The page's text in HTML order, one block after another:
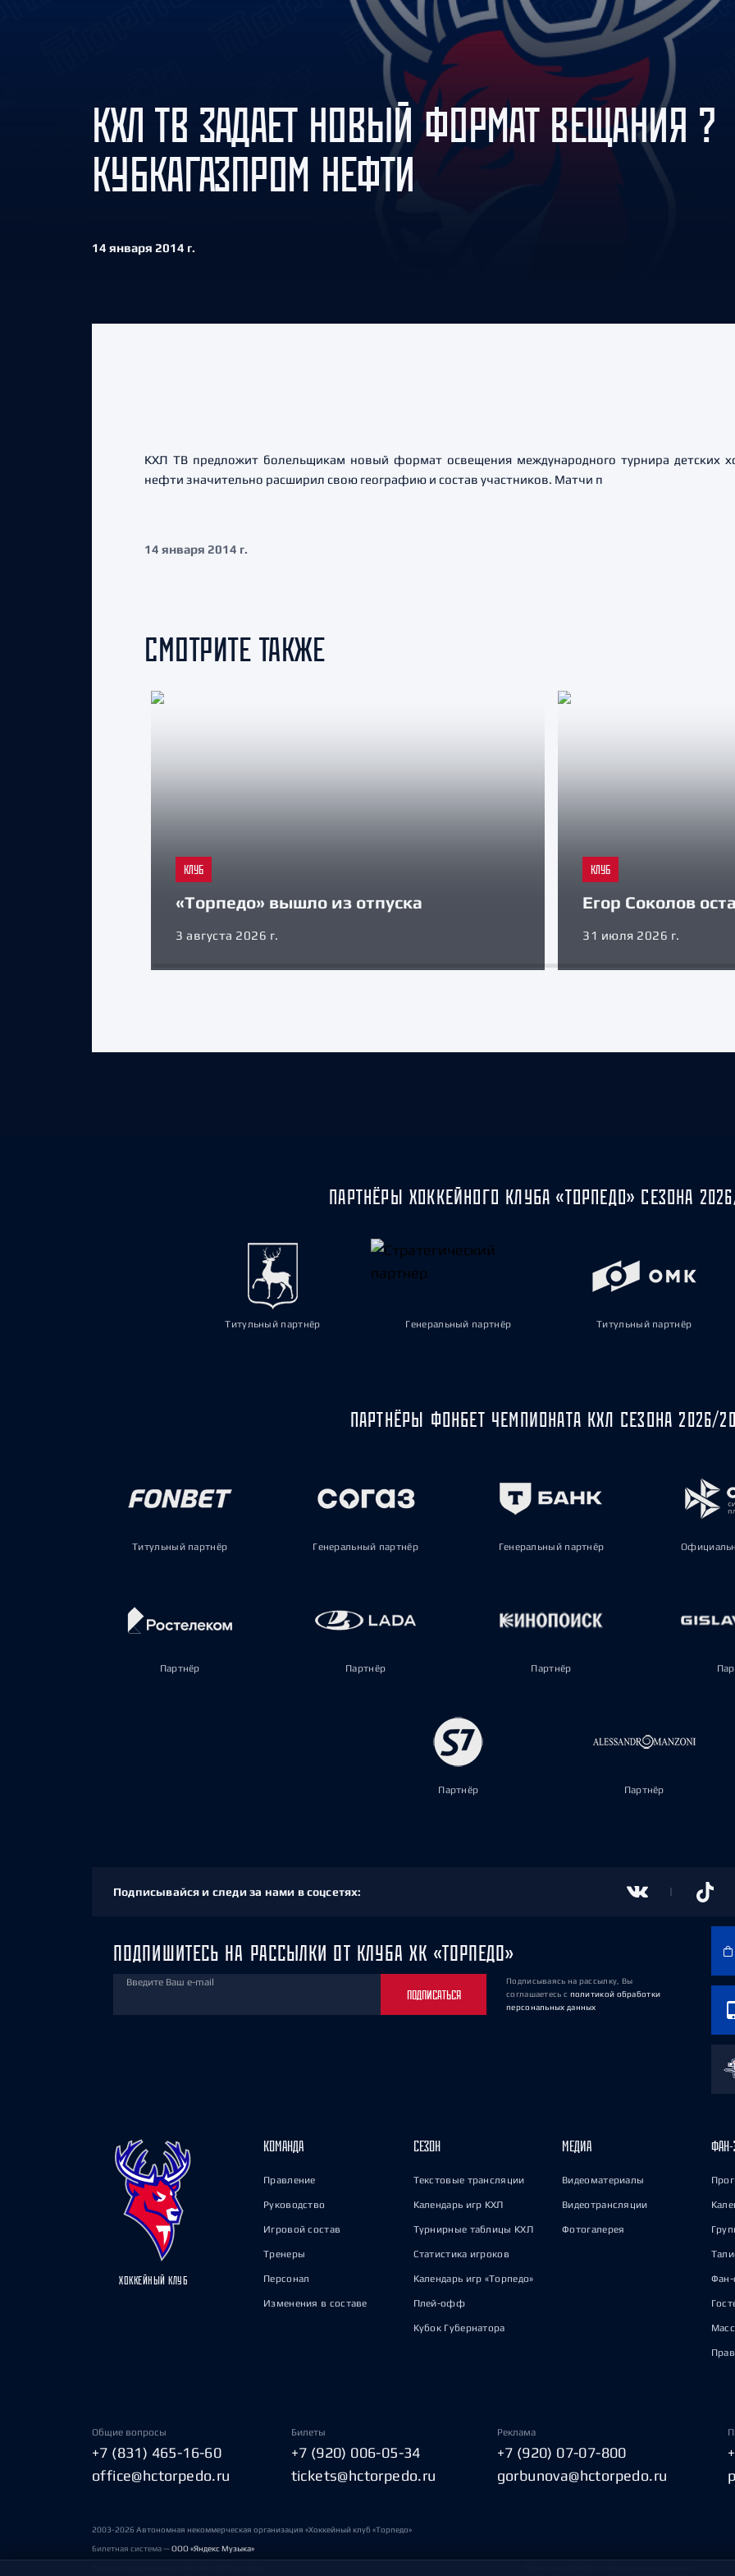
Амур
Барыс
Салават Юлаев
Сибирь
КХЛ ТВ ЗАДАЕТ НОВЫЙ ФОРМАТ ВЕЩАНИЯ ?
КУБКАГАЗПРОМ НЕФТИ
14 января 2014 г.
КХЛ ТВ предложит болельщикам новый формат освещения международного турнира детских
нефти значительно расширил свою географию и состав участников. Матчи п
14 января 2014 г.
СМОТРИТЕ ТАКЖЕ
КЛУБ
«Торпедо» вышло из отпуска
3 августа 2026 г.
КЛУБ
Егор Соколов
31 июля 2026 г.
ПАРТНЁРЫ ХОККЕЙНОГО КЛУБА «ТОРПЕДО» СЕЗОНА
Титульный партнёр Генеральный партнёр Титульный партнёр
ПАРТНЁРЫ ФОНБЕТ ЧЕМПИОНАТА КХЛ СЕЗОНА 2026/
Титульный партнёр Генеральный партнёр Генеральный партнёр
Партнёр Партнёр Партнёр
Партнёр Партнёр
Подписывайся и следи за нами в соцсетях:
ПОДПИШИТЕСЬ НА РАССЫЛКИ ОТ КЛУБА ХК «ТОРПЕДО»
Введите Ваш e-mail
ПОДПИСАТЬСЯ
Подписываясь на рассылку, Вы
соглашаетесь с политикой обработки
персональных данных
ХОККЕЙНЫЙ КЛУБ
КОМАНДА
Правление
Руководство
Игровой состав
Тренеры
Персонал
Изменения в составе
СЕЗОН
Текстовые трансляции
Календарь игр КХЛ
Турнирные таблицы КХЛ
Статистика игроков
Календарь игр «Торпедо»
Плей-офф
Кубок Губернатора
МЕДИА
Видеоматериалы
Видеотрансляции
Фотогалерея
ФАН-
Фан-
Общие вопросы
+7 (831) 465-16-60
office@hctorpedo.ru
Билеты
+7 (920) 006-05-34
tickets@hctorpedo.ru
Реклама
+7 (920) 07-07-800
gorbunova@hctorpedo.ru
2003-2026 Автономная некоммерческая организация «Хоккейный клуб «Торпедо»
Билетная система —ООО «Яндекс Музыка»